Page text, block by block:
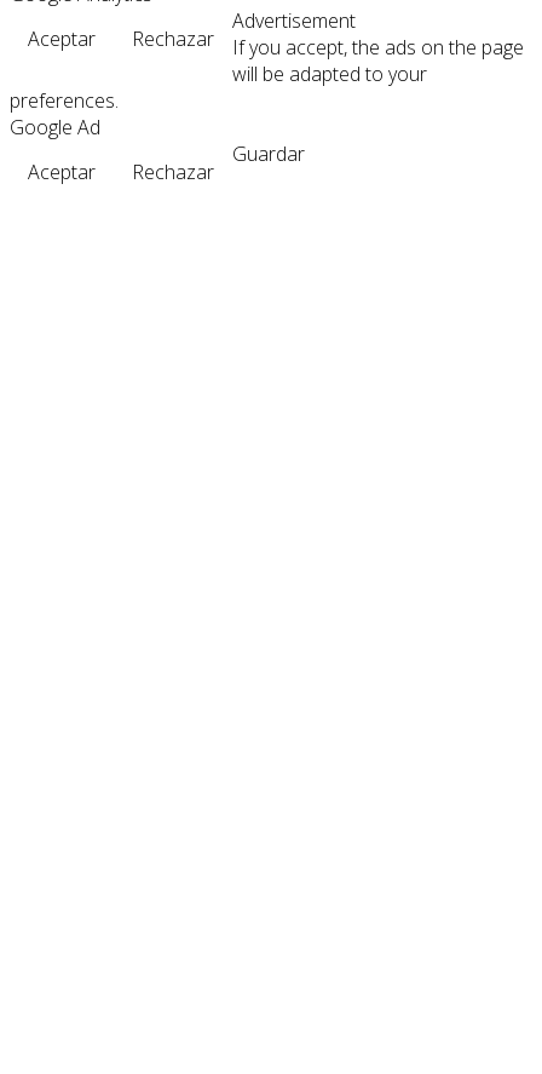
Aceptar
Rechazar
Advertisement
If you accept, the ads on the page
will be adapted to your
preferences.
Google Ad
Aceptar
Rechazar
Guardar